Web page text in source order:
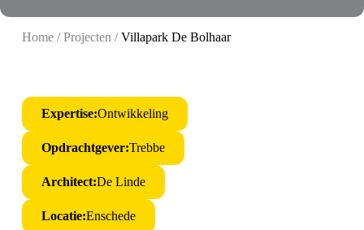
Home/Projecten /Villapark De Bolhaar
Expertise:Ontwikkeling
Opdrachtgever:Trebbe
Architect:De Linde
Locatie:Enschede